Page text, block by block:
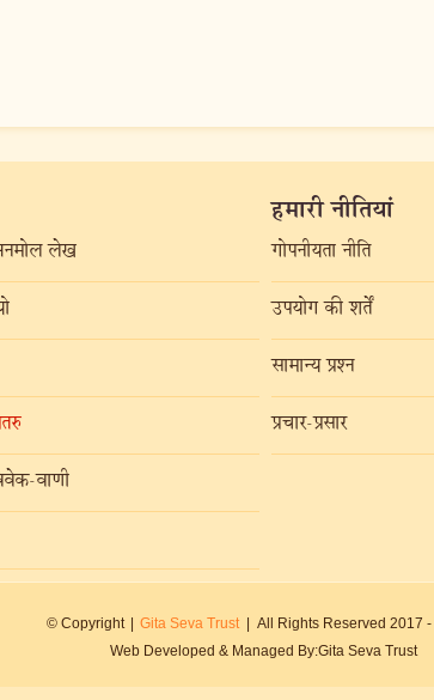
लेख
वाणी
हमारी नीतियां
गोपनीयता नीति
उपयोग की शर्तें
सामान्य प्रश्न
प्रचार-प्रसार
© Copyright | Gita Seva Trust | All Rights Reserved 2017 -
Web Developed & Managed By:Gita Seva Trust